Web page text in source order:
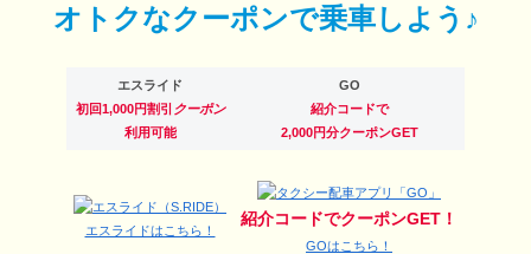
オトクなクーポンで乗車しよう♪
エスライド
初回1,000円割引 クーポン
利用可能
GO
紹介コードで
2,000円分クーポンGET
エスライドはこちら！
紹介コードでクーポンGET！
GOはこちら！